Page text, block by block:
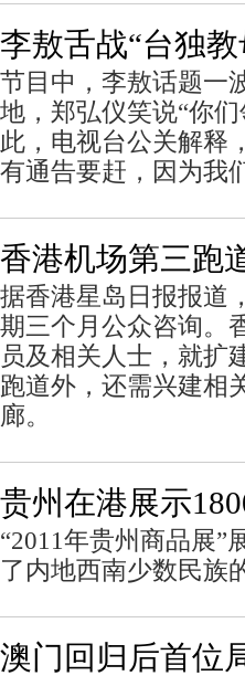
李敖舌战“台独
节目中，李敖话题一
地，郑弘仪笑说“你
此，电视台公关解释
有通告要赶，因为我
香港机场第三跑
据香港星岛日报报道
期三个月公众咨询。
员及相关人士，就扩
跑道外，还需兴建相
廊。
贵州在港展示
“2011年贵州商品展”
了内地西南少数民族
澳门回归后首位